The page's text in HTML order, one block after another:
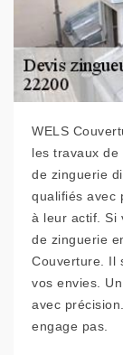
WELS
les travaux
de zinguerie
qualifiés avec
à leur actif. Si
de zinguerie
Couverture. Il
vos envies.
avec
engage pas.